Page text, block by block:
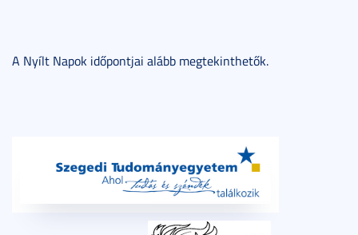
A Nyílt Napok időpontjai alább megtekinthetők.